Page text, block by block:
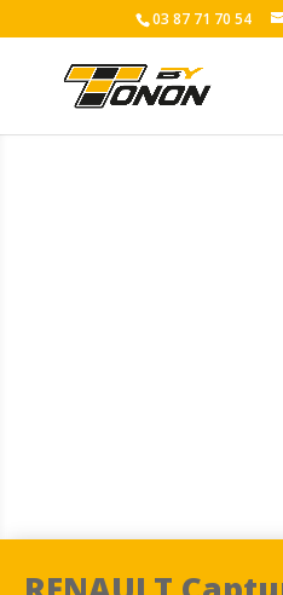
03 87 71 70 54